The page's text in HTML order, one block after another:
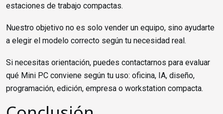
estaciones de trabajo compactas.
Nuestro objetivo no es solo vender un equipo, sino ayudarte
a elegir el modelo correcto según tu necesidad real.
Si necesitas orientación, puedes contactarnos para evaluar
qué Mini PC conviene según tu uso: oficina, IA, diseño,
programación, edición, empresa o workstation compacta.